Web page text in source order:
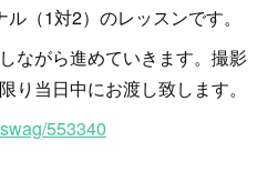
（1対2）のレッスンです。
ながら進めていきます。撮影
り当日中にお渡し致します。
553340